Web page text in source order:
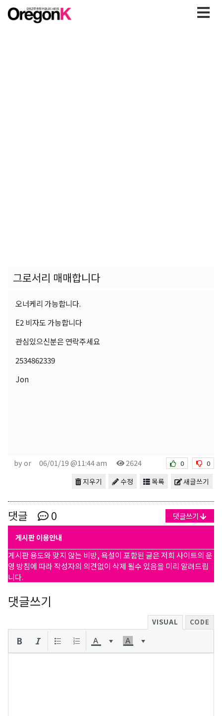
그로서리 매매합니다
오너케리 가능합니다.
E2 비자도 가능합니다
관심있으신분은 연락주세요
2534862339
Jon
by or 06/01/19 @11:44 am 2624 0 0
새글쓰기
목록
수정
지우기
댓글 0 댓글쓰기
게시판 이용안내
게시판 용도와 맞지 않는 비방, 욕설이 포함된 글은 저희 사이트의 운
영 방침에 따라 작성자의 의견없이 삭제 될수 있음을 미리 알려드립
니다.
댓글쓰기
VISUAL CODE